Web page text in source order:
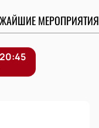
МЕРОПРИЯТИЯ